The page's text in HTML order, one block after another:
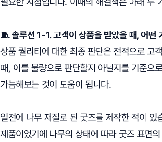
🧵 솔루션 1-1. 고객이 상품을 받았을 때, 어떤
상품 퀄리티에 대한 최종 판단은 전적으로 고
때, 이를 불량으로 판단할지 아닐지를 기준으
가늠해보는 것이 도움이 됩니다.
일전에 나무 재질로 된 굿즈를 제작한 적이
제품이었기에 나무의 상태에 따라 굿즈 표면